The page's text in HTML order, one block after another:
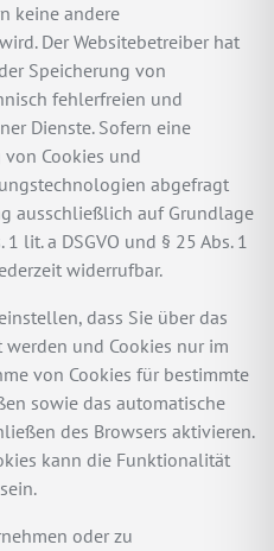
keine andere
Der Websitebetreiber hat
Speicherung von
fehlerfreien und
Dienste. Sofern eine
Cookies und
abgefragt
ausschließlich auf Grundlage
lit. a DSGVO und § 25 Abs. 1
widerrufbar.
dass Sie über das
und Cookies nur im
von Cookies für bestimmte
sowie das automatische
des Browsers aktivieren.
kann die Funktionalität
oder zu